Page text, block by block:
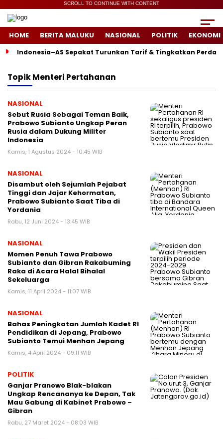
SCROLL TO CONTINUE WITH CONTENT
HOME BERITA MALUKU NASIONAL POLITIK EKONOMI
Indonesia–AS Sepakat Turunkan Tarif & Tingkatkan
TopikMenteri Pertahanan
NASIONAL
Sebut Rusia Sebagai Teman Baik,
Prabowo Subianto Ungkap Peran
Rusia dalam Dukung Militer
Indonesia
Kamis, 1 Agustus 2024 - 10:45 WIB
NASIONAL
Disambut oleh Sejumlah Pejabat
Tinggi dan Jajar Kehormatan,
Prabowo Subianto Saat Tiba di
Yordania
Rabu, 12 Juni 2024 - 13:45 WIB
NASIONAL
Momen Penuh Tawa Prabowo
Subianto dan Gibran Rakabuming
Raka di Acara Halal Bihalal
Sekeluarga
Kamis, 11 April 2024 - 11:07 WIB
NASIONAL
Bahas Peningkatan Jumlah Kadet RI
Pendidikan di Jepang, Prabowo
Subianto Temui Menhan Jepang
Kamis, 4 April 2024 - 09:11 WIB
POLITIK
Ganjar Pranowo Blak-blakan
Ungkap Rencananya ke Depan, Tak
Mau Gabung di Kabinet Prabowo –
Gibran
Rabu, 27 Maret 2024 - 08:03 WIB